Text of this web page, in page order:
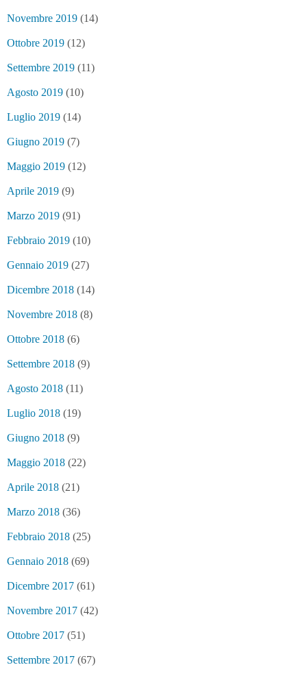
Novembre 2019 (14)
Ottobre 2019 (12)
Settembre 2019 (11)
Agosto 2019 (10)
Luglio 2019 (14)
Giugno 2019 (7)
Maggio 2019 (12)
Aprile 2019 (9)
Marzo 2019 (91)
Febbraio 2019 (10)
Gennaio 2019 (27)
Dicembre 2018 (14)
Novembre 2018 (8)
Ottobre 2018 (6)
Settembre 2018 (9)
Agosto 2018 (11)
Luglio 2018 (19)
Giugno 2018 (9)
Maggio 2018 (22)
Aprile 2018 (21)
Marzo 2018 (36)
Febbraio 2018 (25)
Gennaio 2018 (69)
Dicembre 2017 (61)
Novembre 2017 (42)
Ottobre 2017 (51)
Settembre 2017 (67)